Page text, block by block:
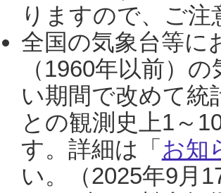
りますので、ご
全国の気象台等に
（1960年以前）
い期間で改めて統
との観測史上1～
す。詳細は「 お知
い。（2025年9月